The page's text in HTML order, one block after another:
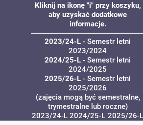
Kliknij na ikonę "i" przy koszyku,
aby uzyskać dodatkowe
informacje.
2023/24-L - Semestr letni
2023/2024
2024/25-L - Semestr letni
2024/2025
2025/26-L - Semestr letni
2025/2026
(zajęcia mogą być semestralne,
trymestralne lub roczne)
2023/24-L 2024/25-L 2025/26-L